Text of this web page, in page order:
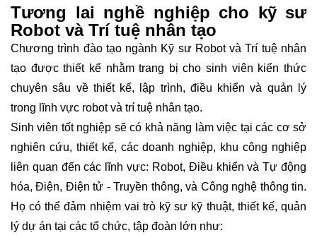
Tương lai nghề nghiệp cho kỹ sư
Robot và Trí tuệ nhân tạo
Chương trình đào tạo ngành Kỹ sư Robot và Trí tuệ nhân
tạo được thiết kế nhằm trang bị cho sinh viên kiến thức
chuyên sâu về thiết kế, lập trình, điều khiển và quản lý
trong lĩnh vực robot và trí tuệ nhân tạo.
Sinh viên tốt nghiệp sẽ có khả năng làm việc tại các cơ sở
nghiên cứu, thiết kế, các doanh nghiệp, khu công nghiệp
liên quan đến các lĩnh vực: Robot, Điều khiển và Tự động
hóa, Điện, Điện tử - Truyền thông, và Công nghệ thông tin.
Họ có thể đảm nhiệm vai trò kỹ sư kỹ thuật, thiết kế, quản
lý dự án tại các tổ chức, tập đoàn lớn như: